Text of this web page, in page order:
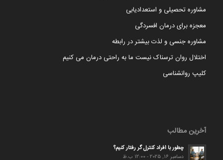
مشاوره تحصیلی و استعدادیابی
معجزه برای درمان افسردگی
مشاوره جنسی و لذت بیشتر در رابطه
اختلال روان ترسناک نیست ما به راحتی درمان می کنیم
کلیپ روانشناسی
آخرین مطالب
چطور با افراد کنترل گر رفتار کنیم؟
دسامبر 16, 2025 - 12:00 ب.ظ